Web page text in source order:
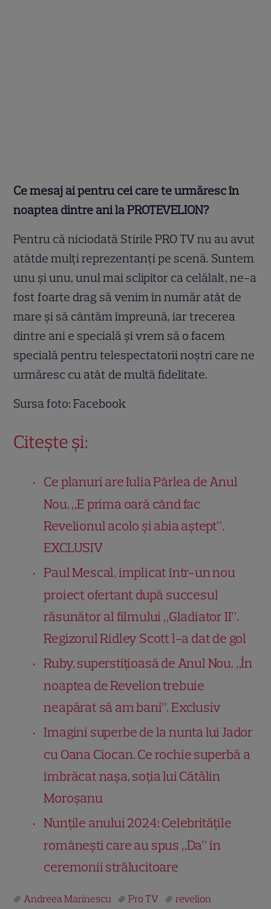
Ce mesaj ai pentru cei care te urmăresc în
noaptea dintre ani la PROTEVELION?
Pentru că niciodată Stirile PRO TV nu au avut
atâtde mulți reprezentanți pe scenă. Suntem
unu și unu, unul mai sclipitor ca celălalt, ne-a
fost foarte drag să venim în număr atât de
mare și să cântăm împreună, iar trecerea
dintre ani e specială și vrem să o facem
specială pentru telespectatorii noștri care ne
urmăresc cu atât de multă fidelitate.
Sursa foto: Facebook
Citește și:
Ce planuri are Iulia Pârlea de Anul
Nou. „E prima oară când fac
Revelionul acolo și abia aștept”.
EXCLUSIV
Paul Mescal, implicat într-un nou
proiect ofertant după succesul
răsunător al filmului „Gladiator II”.
Regizorul Ridley Scott l-a dat de gol
Ruby, superstițioasă de Anul Nou. „În
noaptea de Revelion trebuie
neapărat să am bani”. Exclusiv
Imagini superbe de la nunta lui Jador
cu Oana Ciocan. Ce rochie superbă a
îmbrăcat nașa, soția lui Cătălin
Moroșanu
Nunțile anului 2024: Celebritățile
românești care au spus „Da” în
ceremonii strălucitoare
Andreea Marinescu Pro TV revelion